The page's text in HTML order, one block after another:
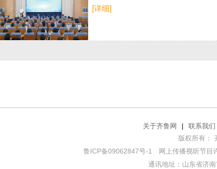
[详细]
关于齐鲁网 |
联系我们
版权所有：
鲁ICP备09062847号-1 网上传播视听节目
通讯地址：山东省济